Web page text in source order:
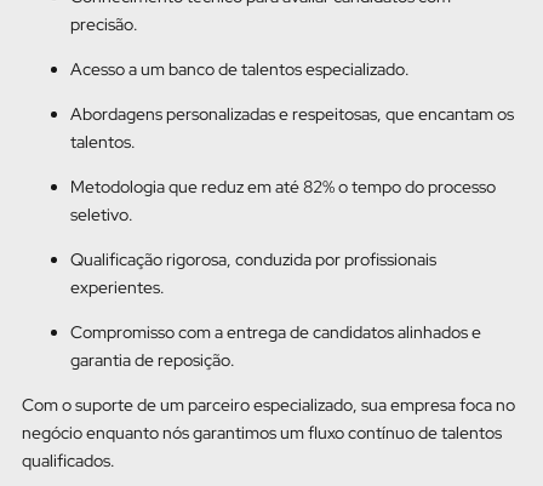
precisão.
Acesso a um banco de talentos especializado.
Abordagens personalizadas e respeitosas, que encantam os
talentos.
Metodologia que reduz em até 82% o tempo do processo
seletivo.
Qualificação rigorosa, conduzida por profissionais
experientes.
Compromisso com a entrega de candidatos alinhados e
garantia de reposição.
Com o suporte de um parceiro especializado, sua empresa foca no
negócio enquanto nós garantimos um fluxo contínuo de talentos
qualificados.